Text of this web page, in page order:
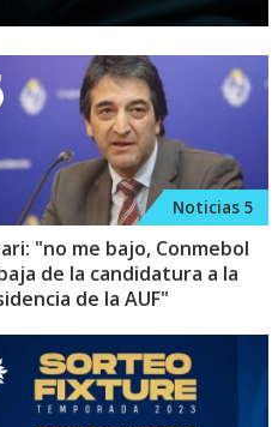
Noticias 5
"no me bajo, Conmebol
de la candidatura a la
de la AUF"